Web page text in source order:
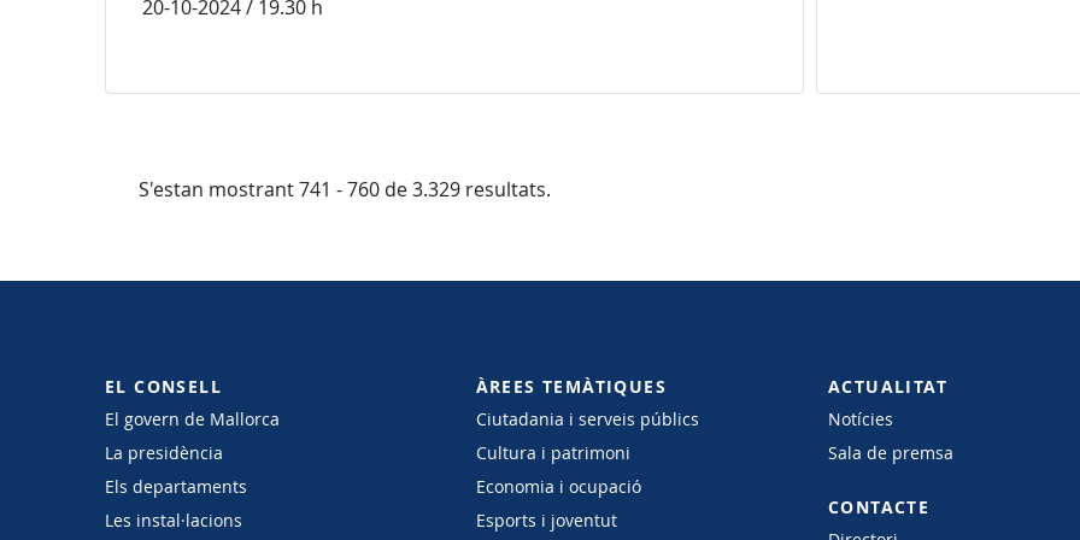
20-10-2024 / 19.30 h
S'estan mostrant 741 - 760 de 3.329 resultats.
EL CONSELL
El govern de Mallorca
La presidència
Els departaments
Les instal·lacions
ÀREES TEMÀTIQUES
Ciutadania i serveis públics
Cultura i patrimoni
Economia i ocupació
Esports i joventut
ACTUALITAT
Notícies
Sala de premsa
CONTACTE